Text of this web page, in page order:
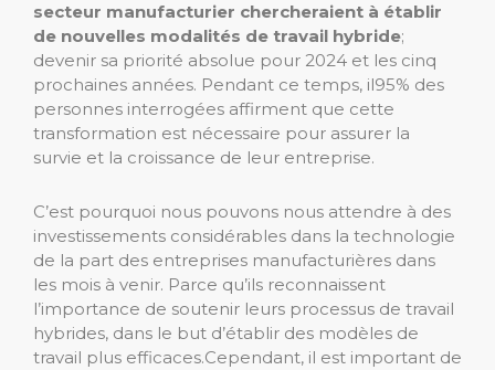
secteur manufacturier chercheraient à établir
de nouvelles modalités de travail hybride;
devenir sa priorité absolue pour 2024 et les cinq
prochaines années. Pendant ce temps, il95% des
personnes interrogées affirment que cette
transformation est nécessaire pour assurer la
survie et la croissance de leur entreprise.
C’est pourquoi nous pouvons nous attendre à des
investissements considérables dans la technologie
de la part des entreprises manufacturières dans
les mois à venir. Parce qu’ils reconnaissent
l’importance de soutenir leurs processus de travail
hybrides, dans le but d’établir des modèles de
travail plus efficaces.Cependant, il est important de